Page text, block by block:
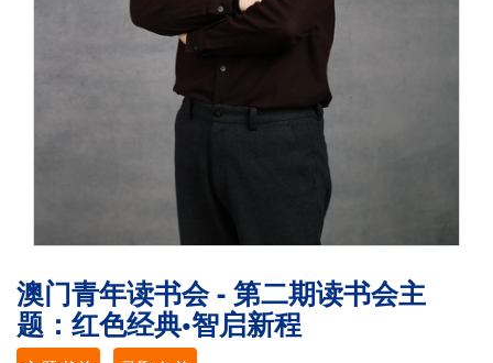
澳门青年读书会 - 第二期读书会主
题：红色经典•智启新程